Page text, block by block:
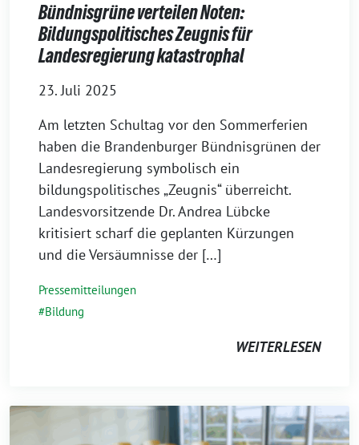
Bündnisgrüne verteilen Noten:
Bildungspolitisches Zeugnis für
Landesregierung katastrophal
23. Juli 2025
Am letzten Schultag vor den Sommerferien
haben die Brandenburger Bündnisgrünen der
Landesregierung symbolisch ein
bildungspolitisches „Zeugnis“ überreicht.
Landesvorsitzende Dr. Andrea Lübcke
kritisiert scharf die geplanten Kürzungen
und die Versäumnisse der […]
Pressemitteilungen
Bildung
WEITERLESEN